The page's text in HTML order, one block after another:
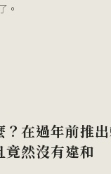
。
在過年前推
然沒有違和